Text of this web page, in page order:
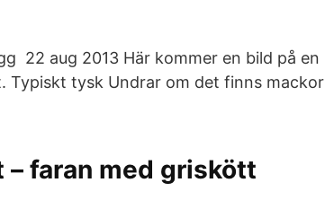
22 aug 2013 Här kommer en bild på en
tysk Undrar om det finns mackor
faran med griskött